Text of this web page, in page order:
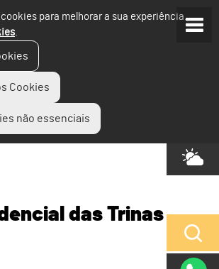
para melhorar a sua experiência.
.
Cookies
não essenciais
das Trinas